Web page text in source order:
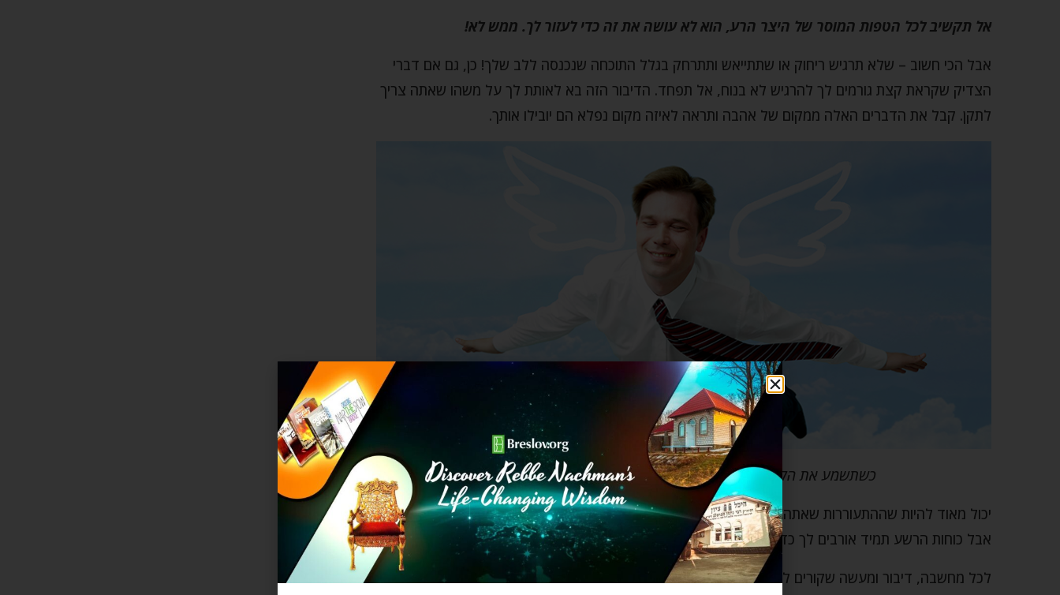
אל תקשיב לכל הטפות המוסר של היצר הרע, הוא לא עושה את זה כדי לעזור לך. ממש לא!
אבל הכי חשוב – שלא תרגיש ריחוק או שתתייאש ותתרחק בגלל התוכחה שנכנסה ללב שלך! כן, גם אם דברי
הצדיק שקראת קצת גורמים לך להרגיש לא בנוח, אל תפחד. הדיבור הזה בא לאותת לך על משהו שאתה צריך
לתקן. קבל את הדברים האלה ממקום של אהבה ותראה לאיזה מקום נפלא הם יובילו אותך.
כשתשמע את הקול הטוב הזה תרגיש אתה רוצה לפרוש כנפיים ולעוף!
יכול מאוד להיות שההתעוררות שאתה מרגיש בכל יום כדי לשנות את עצמך ולהתקרב אלי מגיעה ממקום קדוש,
אבל כוחות הרשע תמיד אורבים לך כדי לנסות להרוס אותה או לכבות את הלב שלך.
לכל מחשבה, דיבור ומעשה שקורים לך יש שתי אפשרויות – או להביא לך יותר חיים וחיוניות בעבודת השם שלך,